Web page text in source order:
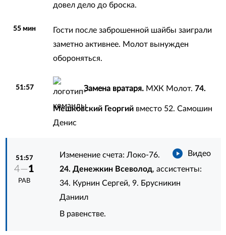
довел дело до броска.
55 мин
Гости после заброшенной шайбы заиграли
заметно активнее. Молот вынужден
обороняться.
51:57 Замена вратаря.МХК Молот. 74.
Мешковский Георгийвместо 52. Самошин
Денис
51:57
4—1
РАВ
Видео
Изменение счета: Локо-76.
24. Денежкин Всеволод, ассистенты:
34. Курнин Сергей,9. Брусникин
Даниил
В равенстве.